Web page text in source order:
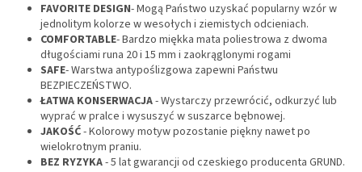
FAVORITE DESIGN- Mogą Państwo uzyskać popularny wzór w
jednolitym kolorze w wesołych i ziemistych odcieniach.
COMFORTABLE- Bardzo miękka mata poliestrowa z dwoma
długościami runa 20 i 15 mm i zaokrąglonymi rogami
SAFE- Warstwa antypoślizgowa zapewni Państwu
BEZPIECZEŃSTWO.
ŁATWA KONSERWACJA- Wystarczy przewrócić, odkurzyć lub
wyprać w pralce i wysuszyć w suszarce bębnowej.
JAKOŚĆ- Kolorowy motyw pozostanie piękny nawet po
wielokrotnym praniu.
BEZ RYZYKA- 5 lat gwarancji od czeskiego producenta GRUND.